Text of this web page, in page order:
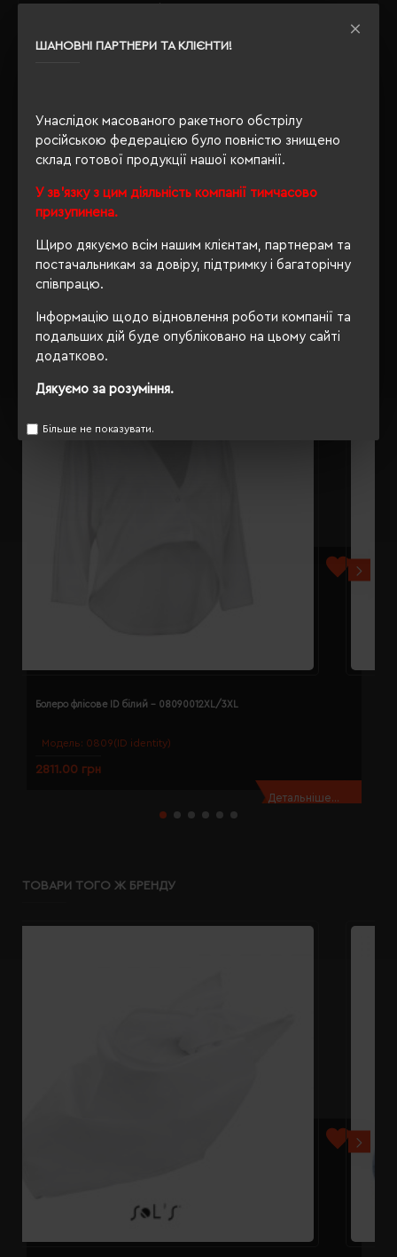
ШАНОВНІ ПАРТНЕРИ ТА КЛІЄНТИ!
Унаслідок масованого ракетного обстрілу
російською федерацією було повністю знищено
склад готової продукції нашої компанії.
У зв'язку з цим діяльність компанії тимчасово
призупинена.
Щиро дякуємо всім нашим клієнтам, партнерам та
постачальникам за довіру, підтримку і багаторічну
співпрацю.
Інформацію щодо відновлення роботи компанії та
подальших дій буде опубліковано на цьому сайті
додатково.
Дякуємо за розуміння.
Більше не показувати.
тканина
ВІДГУКИ
РЕКОМЕНДУЄМО
Модель: 0809(ID identity)
Болеро флісове ID білий - 08090012XL/3XL
2811.00 грн
Детальніше...
ТОВАРИ ТОГО Ж БРЕНДУ